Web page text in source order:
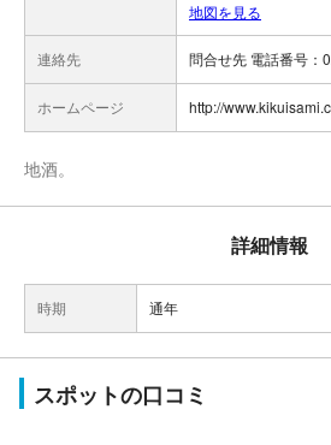
地図を見る
連絡先 問合せ先 電話番号：
ホームページ http://
地酒。
詳細情報
時期 通年
スポットの口コミ